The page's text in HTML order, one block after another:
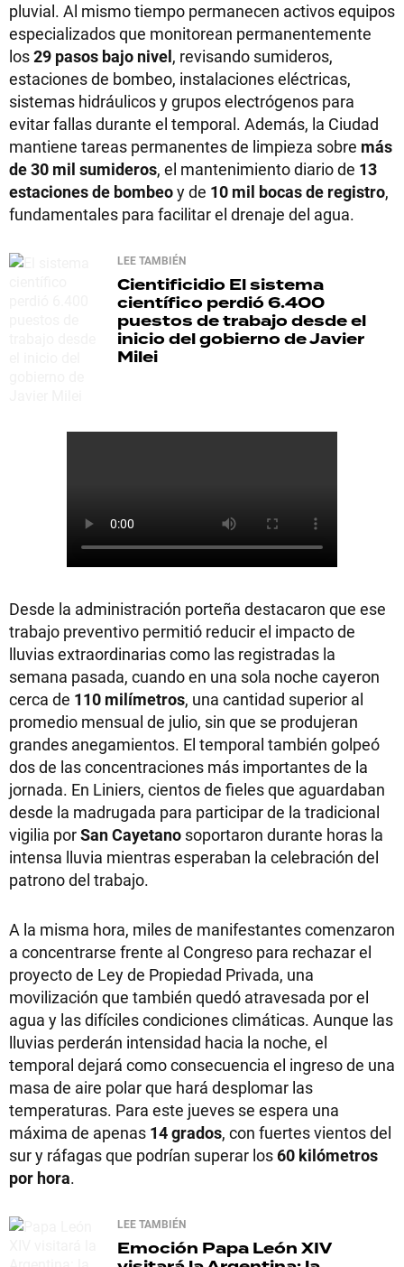
pluvial. Al mismo tiempo permanecen activos equipos
especializados que monitorean permanentemente
los29 pasos bajo nivel, revisando sumideros,
estaciones de bombeo, instalaciones eléctricas,
sistemas hidráulicos y grupos electrógenos para
evitar fallas durante el temporal. Además, la Ciudad
mantiene tareas permanentes de limpieza sobre más
de 30 mil sumideros, el mantenimiento diario de 13
estaciones de bombeoy de 10 mil bocas de registro,
fundamentales para facilitar el drenaje del agua.
LEE TAMBIÉN
Cientificidio El sistema
científico perdió 6.400
puestos de trabajo desde el
inicio del gobierno de Javier
Milei
Desde la administración porteña destacaron que ese
trabajo preventivo permitió reducir el impacto de
lluvias extraordinarias como las registradas la
semana pasada, cuando en una sola noche cayeron
cerca de 110 milímetros, una cantidad superior al
promedio mensual de julio, sin que se produjeran
grandes anegamientos. El temporal también golpeó
dos de las concentraciones más importantes de la
jornada. En Liniers, cientos de fieles que aguardaban
desde la madrugada para participar de la tradicional
vigilia porSan Cayetano soportaron durante horas la
intensa lluvia mientras esperaban la celebración del
patrono del trabajo.
A la misma hora, miles de manifestantes comenzaron
a concentrarse frente al Congreso para rechazar el
proyecto de Ley de Propiedad Privada, una
movilización que también quedó atravesada por el
agua y las difíciles condiciones climáticas. Aunque las
lluvias perderán intensidad hacia la noche, el
temporal dejará como consecuencia el ingreso de una
masa de aire polar que hará desplomar las
temperaturas. Para este jueves se espera una
máxima de apenas 14 grados, con fuertes vientos del
sur y ráfagas que podrían superar los60 kilómetros
por hora.
LEE TAMBIÉN
Emoción Papa León XIV